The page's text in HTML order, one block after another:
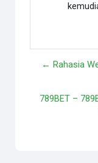
← Rahasia
789BET –